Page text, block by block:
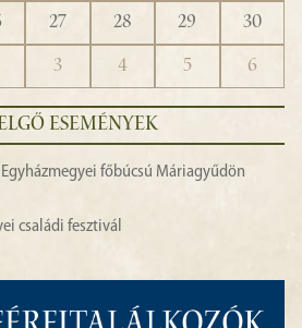
27 28 29
30
3 4 5 6
ESEMÉNYEK
főbúcsú Máriagyűdön
családi fesztivál